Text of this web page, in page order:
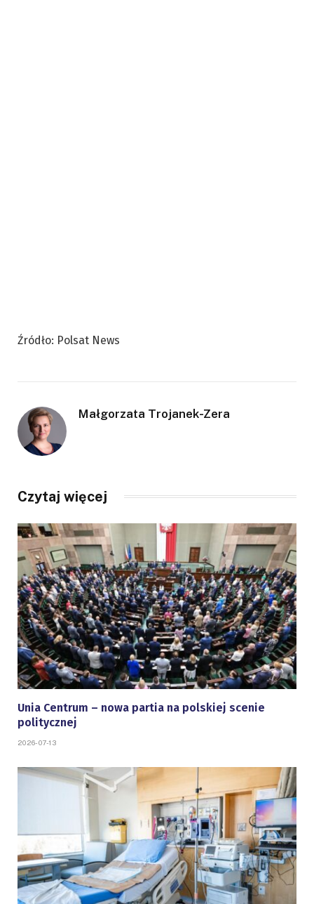
Źródło: Polsat News
Małgorzata Trojanek-Zera
Czytaj więcej
Unia Centrum – nowa partia na polskiej scenie
politycznej
2026-07-13